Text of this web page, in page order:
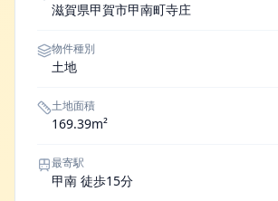
滋賀県甲賀市甲南町寺庄
物件種別
土地
土地面積
169.39m²
最寄駅
甲南 徒歩15分